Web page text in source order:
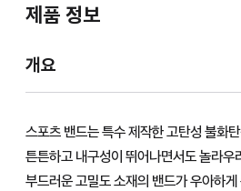
제품 정보
개요
스포츠 밴드는 특수 제작한 고탄성 불화
튼튼하고 내구성이 뛰어나면서도 놀라우
부드러운 고밀도 소재의 밴드가 우아하